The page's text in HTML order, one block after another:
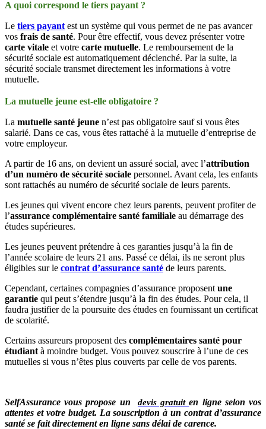
A quoi correspond le tiers payant ?
Le tiers payant est un système qui vous permet de ne pas avancer
vos frais de santé. Pour être effectif, vous devez présenter votre
carte vitale et votre carte mutuelle. Le remboursement de la
sécurité sociale est automatiquement déclenché. Par la suite, la
sécurité sociale transmet directement les informations à votre
mutuelle.
La mutuelle jeune est-elle obligatoire ?
La mutuelle santé jeune n’est pas obligatoire sauf si vous êtes
salarié. Dans ce cas, vous êtes rattaché à la mutuelle d’entreprise de
votre employeur.
A partir de 16 ans, on devient un assuré social, avec l’attribution
d’un numéro de sécurité sociale personnel. Avant cela, les enfants
sont rattachés au numéro de sécurité sociale de leurs parents.
Les jeunes qui vivent encore chez leurs parents, peuvent profiter de
l’assurance complémentaire santé familiale au démarrage des
études supérieures.
Les jeunes peuvent prétendre à ces garanties jusqu’à la fin de
l’année scolaire de leurs 21 ans. Passé ce délai, ils ne seront plus
éligibles sur le contrat d’assurance santé de leurs parents.
Cependant, certaines compagnies d’assurance proposent une
garantie qui peut s’étendre jusqu’à la fin des études. Pour cela, il
faudra justifier de la poursuite des études en fournissant un certificat
de scolarité.
Certains assureurs proposent des complémentaires santé pour
étudiant à moindre budget. Vous pouvez souscrire à l’une de ces
mutuelles si vous n’êtes plus couverts par celle de vos parents.
SelfAssurance vous propose un devis gratuiten ligne selon vos
attentes et votre budget. La souscription à un contrat d’assurance
santé se fait directement en ligne sans délai de carence.